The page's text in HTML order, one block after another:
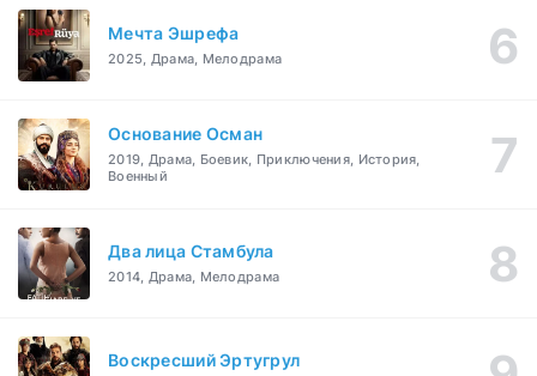
Мечта Эшрефа
2025, Драма, Мелодрама
Основание Осман
2019, Драма, Боевик, Приключения, История,
Военный
Два лица Стамбула
2014, Драма, Мелодрама
Воскресший Эртугрул